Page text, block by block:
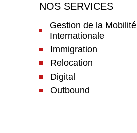
NOS SERVICES
Gestion de la Mobilité
Internationale
Immigration
Relocation
Digital
Outbound